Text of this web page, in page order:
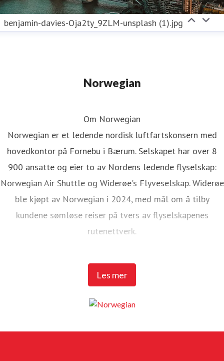
benjamin-davies-Oja2ty_9ZLM-unsplash (1).jpg
Norwegian
Les mer
Om Norwegian
Norwegian er et ledende nordisk luftfartskonsern med
hovedkontor på Fornebu i Bærum. Selskapet har over 8
900 ansatte og eier to av Nordens ledende flyselskap:
Norwegian Air Shuttle og Widerøe's Flyveselskap. Widerøe
ble kjøpt av Norwegian i 2024, med mål om å tilby
kundene sømløse reiser på tvers av flyselskapenes
rutenettverk.
Norwegian Air Shuttle har rundt 5 200 ansatte og tilbyr et
omfattende rutenett som knytter de nordiske landene til
over 23 millioner passasjerer og en flåte på 95 Boeing